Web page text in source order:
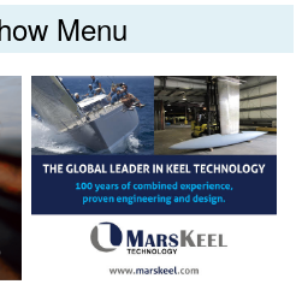
Menu